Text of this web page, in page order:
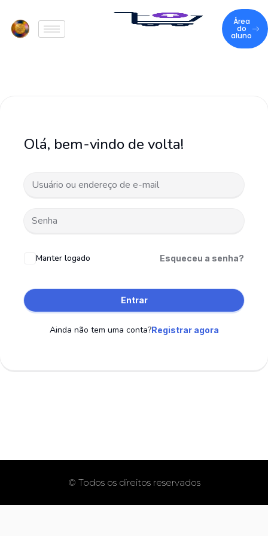
Área
do
aluno
Olá, bem-vindo de volta!
Manter logado Esqueceu a senha?
Entrar
Ainda não tem uma conta?Registrar agora
© Todos os direitos reservados